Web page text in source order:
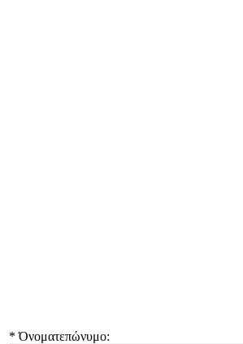
* Όνοματεπώνυμο: